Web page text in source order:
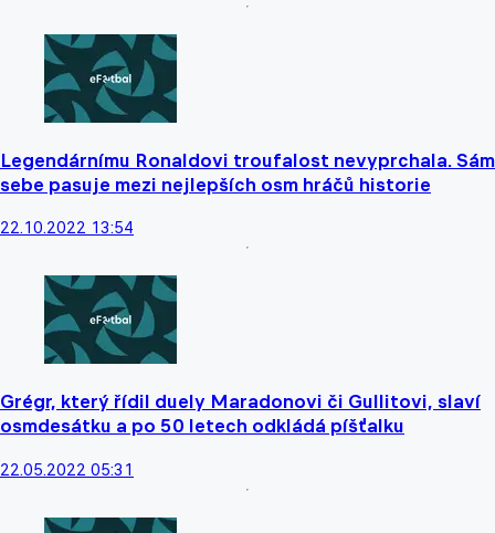
Legendárnímu Ronaldovi troufalost nevyprchala. Sám
sebe pasuje mezi nejlepších osm hráčů historie
22.10.2022 13:54
Grégr, který řídil duely Maradonovi či Gullitovi, slaví
osmdesátku a po 50 letech odkládá píšťalku
22.05.2022 05:31